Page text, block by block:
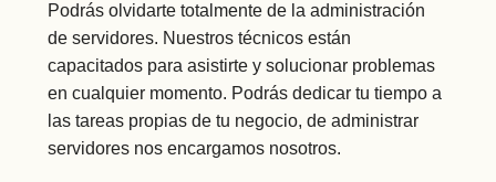
Podrás olvidarte totalmente de la administración
de servidores. Nuestros técnicos están
capacitados para asistirte y solucionar problemas
en cualquier momento. Podrás dedicar tu tiempo a
las tareas propias de tu negocio, de administrar
servidores nos encargamos nosotros.